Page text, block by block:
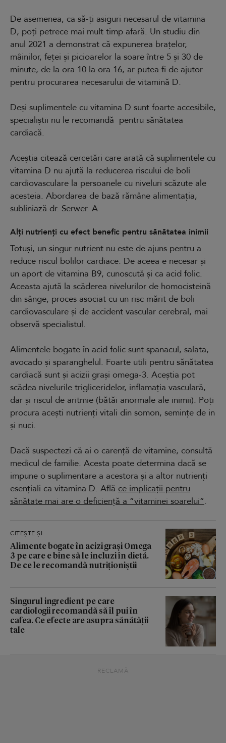
De asemenea, ca să-ți asiguri necesarul de vitamina
D, poți petrece mai mult timp afară. Un studiu din
anul 2021 a demonstrat că expunerea brațelor,
mâinilor, feței și picioarelor la soare între 5 și 30 de
minute, de la ora 10 la ora 16, ar putea fi de ajutor
pentru procurarea necesarului de vitamină D.
Deși suplimentele cu vitamina D sunt foarte accesibile,
specialiștii nu le recomandă pentru sănătatea
cardiacă.
Aceștia citează cercetări care arată că suplimentele cu
vitamina D nu ajută la reducerea riscului de boli
cardiovasculare la persoanele cu niveluri scăzute ale
acesteia. Abordarea de bază rămâne alimentația,
subliniază dr. Serwer. A
Alți nutrienți cu efect benefic pentru sănătatea inimii
Totuși, un singur nutrient nu este de ajuns pentru a
reduce riscul bolilor cardiace. De aceea e necesar și
un aport de vitamina B9, cunoscută și ca acid folic.
Aceasta ajută la scăderea nivelurilor de homocisteină
din sânge, proces asociat cu un risc mărit de boli
cardiovasculare și de accident vascular cerebral, mai
observă specialistul.
Alimentele bogate în acid folic sunt spanacul, salata,
avocado și sparanghelul. Foarte utili pentru sănătatea
cardiacă sunt și acizii grași omega-3. Aceștia pot
scădea nivelurile trigliceridelor, inflamația vasculară,
dar și riscul de aritmie (bătăi anormale ale inimii). Poți
procura acești nutrienți vitali din somon, semințe de in
și nuci.
Dacă suspectezi că ai o carență de vitamine, consultă
medicul de familie. Acesta poate determina dacă se
impune o suplimentare a acestora și a altor nutrienți
esențiali ca vitamina D. Află ce implicații pentru
sănătate mai are o deficiență a “vitaminei soarelui“.
CITEȘTE ȘI
Alimente bogate în acizi grași Omega
3 pe care e bine să le incluzi în dietă.
De ce le recomandă nutriționiștii
Singurul ingredient pe care
cardiologii recomandă să îl pui în
cafea. Ce efecte are asupra sănătății
tale
RECLAMĂ